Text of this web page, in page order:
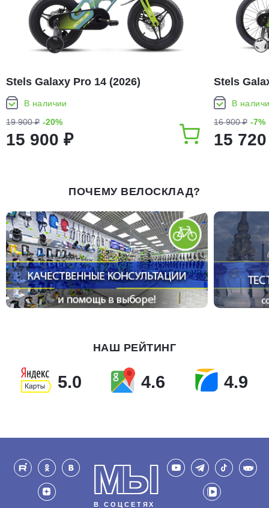
Stels Galaxy Pro 14 (2026)
В наличии
19 900 ₽ -20%
15 900 ₽
Stels
В
16 900 ₽ -7%
15
ПОЧЕМУ ВЕЛОСКЛАД?
НАШ РЕЙТИНГ
5.0 4.6 4.9
МЫ
В СОЦСЕТЯХ